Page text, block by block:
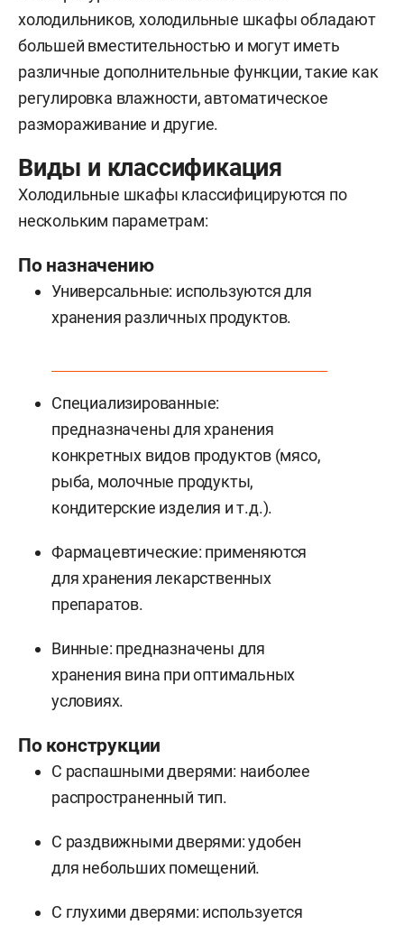
холодильников, холодильные шкафы обладают
большей вместительностью и могут иметь
различные дополнительные функции, такие как
регулировка влажности, автоматическое
размораживание и другие.
Виды и классификация
Холодильные шкафы классифицируются по
нескольким параметрам:
По назначению
Универсальные: используются для
хранения различных продуктов.
Специализированные:
предназначены для хранения
конкретных видов продуктов (мясо,
рыба, молочные продукты,
кондитерские изделия и т.д.).
Фармацевтические: применяются
для хранения лекарственных
препаратов.
Винные: предназначены для
хранения вина при оптимальных
условиях.
По конструкции
С распашными дверями: наиболее
распространенный тип.
С раздвижными дверями: удобен
для небольших помещений.
С глухими дверями: используется